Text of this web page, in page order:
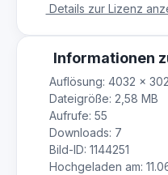
Details zur Lizenz
Informationen
Auflösung: 4032 ×
Dateigröße: 2,58 MB
Aufrufe: 55
Downloads: 7
Bild-ID: 1144251
Hochgeladen am: